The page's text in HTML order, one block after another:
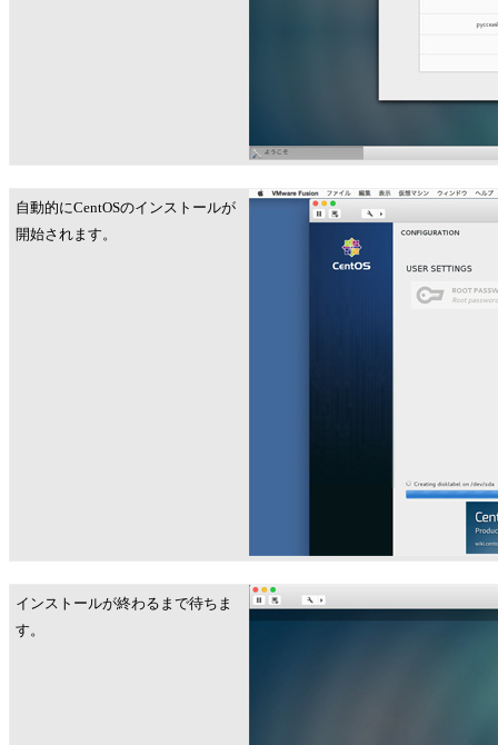
自動的にCentOSのインストールが
開始されます。
インストールが終わるまで待ちま
す。